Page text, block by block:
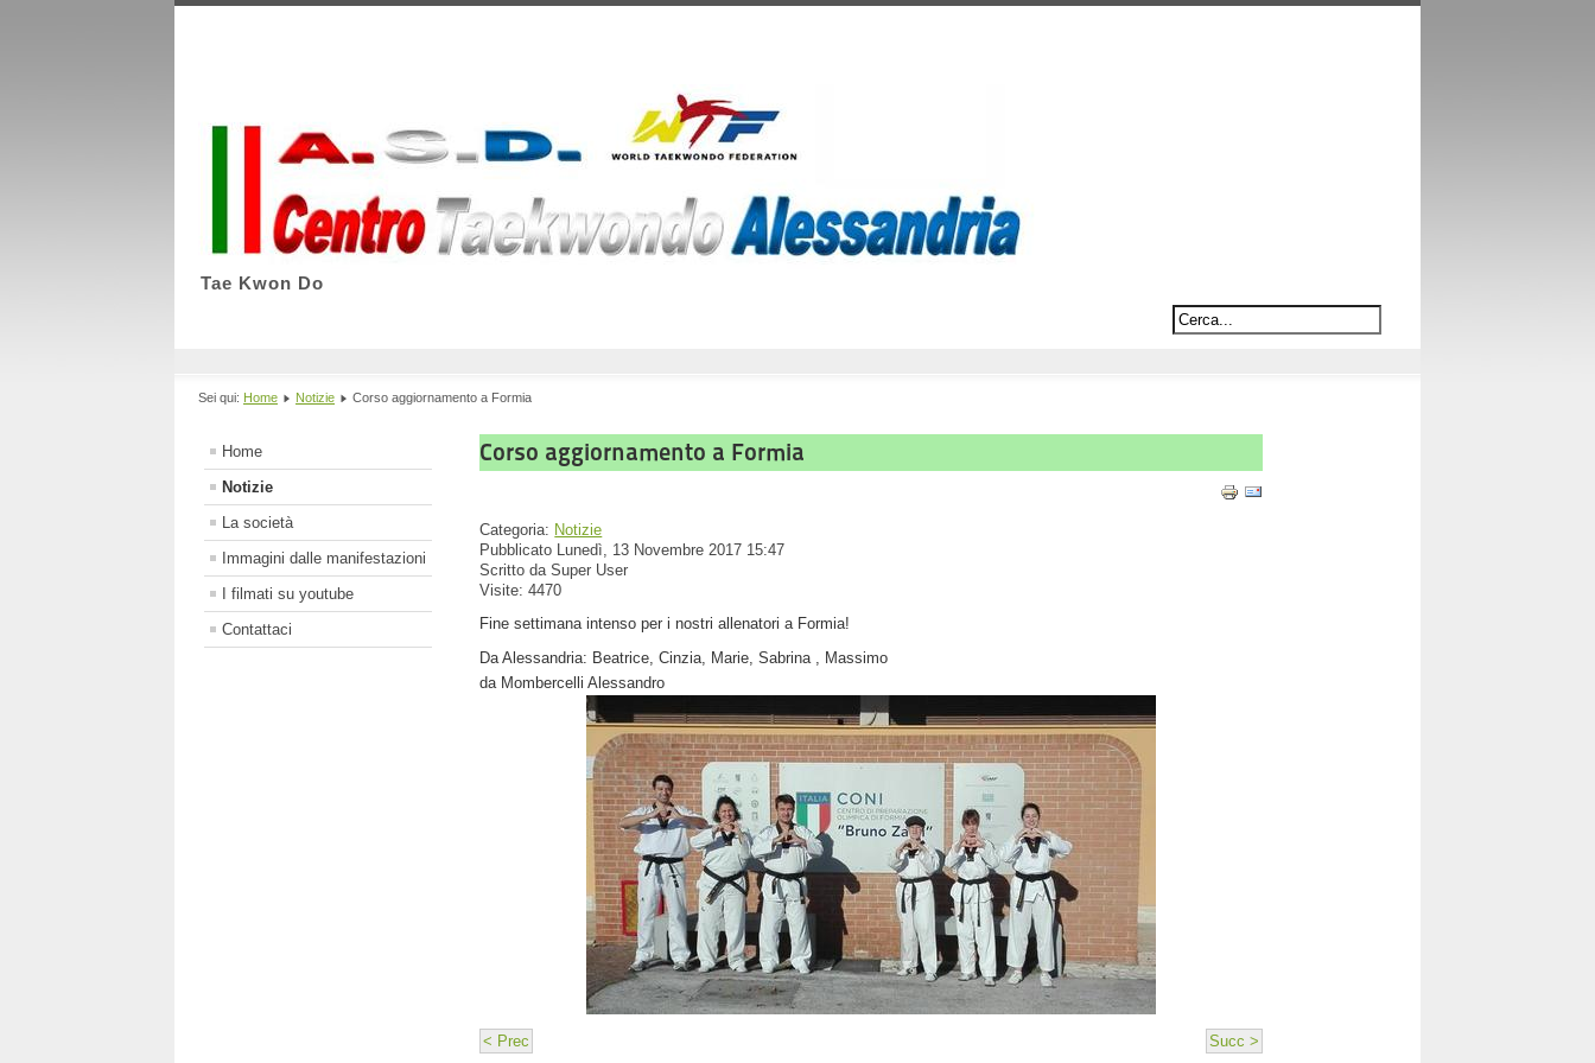
Tae Kwon Do
Sei qui: Home Notizie Corso aggiornamento a Formia
Home
Notizie
La società
Immagini dalle manifestazioni
I filmati su youtube
Contattaci
Corso aggiornamento a Formia
Categoria: Notizie
Pubblicato Lunedì, 13 Novembre 2017 15:47
Scritto da Super User
Visite: 4470
Fine settimana intenso per i nostri allenatori a Formia!
Da Alessandria: Beatrice, Cinzia, Marie, Sabrina , Massimo
da Mombercelli Alessandro
< Prec Succ >